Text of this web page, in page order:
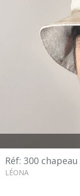
Réf: 300
LÉONA